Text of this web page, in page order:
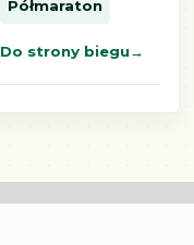
Półmaraton
Do strony biegu